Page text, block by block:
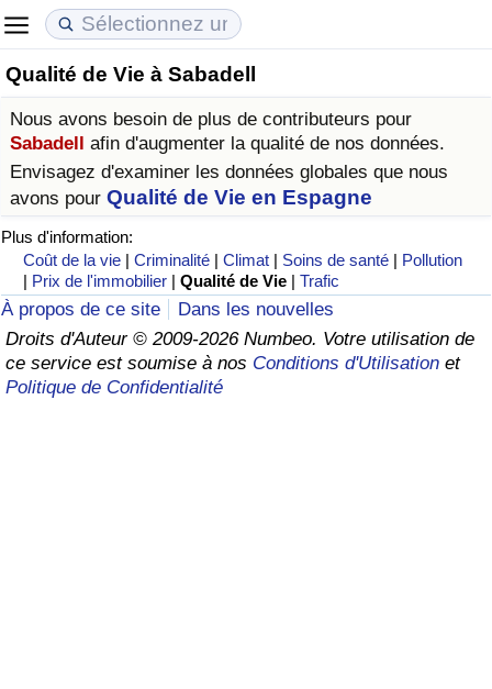
Qualité de Vie à Sabadell
Nous avons besoin de plus de contributeurs pour
Sabadell afin d'augmenter la qualité de nos données.
Envisagez d'examiner les données globales que nous
avons pour Qualité de Vie en Espagne
Plus d'information:
Coût de la vie |Criminalité |Climat | Soins de santé | Pollution
| Prix de l'immobilier |Qualité de Vie |Trafic
À propos de ce site
Dans les nouvelles
Droits d'Auteur © 2009-2026 Numbeo. Votre utilisation de
ce service est soumise à nos Conditions d'Utilisation et
Politique de Confidentialité
Coût de la vie
Indice du Coût de la Vie (Actuel)
Indice du Coût de la Vie
Indice du coût de la vie par pays
à Akaba
Prix de l'immobilier
Indice des Prix de l'immobilier (Actuel)
Indice des Prix de l'immobilier
Indice des Prix de l'immobilier par Pays
Qualité de Vie
Indice de Qualité de Vie
Indice de Qualité de Vie (Actuel)
Indice de qualité de vie par pays
Criminalité
Indice de Criminalité (Actuel)